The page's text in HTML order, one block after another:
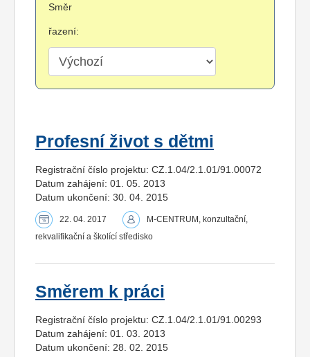
Směr
řazení:
Profesní život s dětmi
Registrační číslo projektu: CZ.1.04/2.1.01/91.00072
Datum zahájení: 01. 05. 2013
Datum ukončení: 30. 04. 2015
22. 04. 2017
M-CENTRUM, konzultační,
rekvalifikační a školící středisko
Směrem k práci
Registrační číslo projektu: CZ.1.04/2.1.01/91.00293
Datum zahájení: 01. 03. 2013
Datum ukončení: 28. 02. 2015